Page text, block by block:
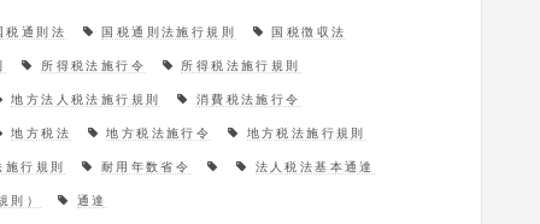
税通則法 国税通則法施行規則 国税徴収法
所得税法施行令 所得税法施行規則
地方法人税法施行規則 消費税法施行令
地方税法 地方税法施行令 地方税法施行規則
行規則 耐用年数省令 法人税法基本通達
則） 通達